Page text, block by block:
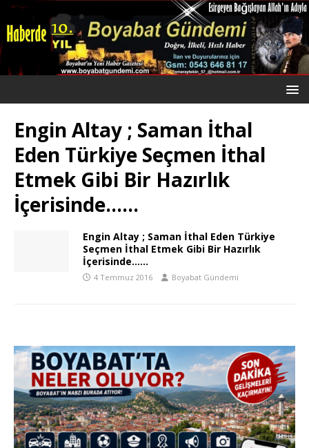
Engin Altay ; Saman İthal
Eden Türkiye Seçmen İthal
Etmek Gibi Bir Hazırlık
İçerisinde……
Engin Altay ; Saman İthal Eden Türkiye
Seçmen İthal Etmek Gibi Bir Hazırlık
İçerisinde……
4 Temmuz 2016 Boyabat Gündemi